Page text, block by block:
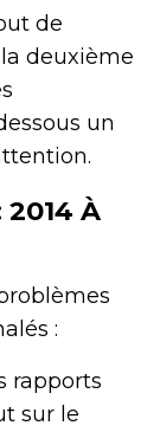
de
deuxième
un
2014 À
:
rapports
sur le